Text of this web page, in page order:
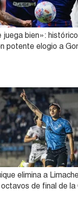
bien»: histórico
potente elogio a
elimina a
de final de la